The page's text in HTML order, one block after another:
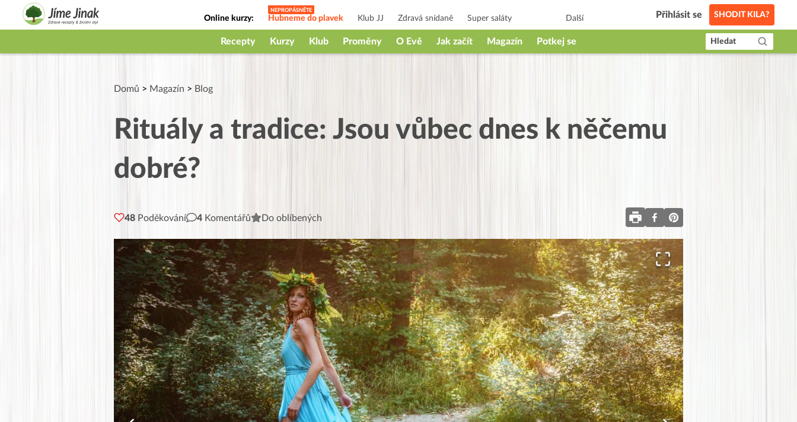
Online kurzy: Hubneme do plavek Klub JJ Zdravá snídaně Super saláty
Jak na babičky
Další Přihlásit se SHODIT KILA?
Recepty Kurzy Klub Proměny O Evě Jak začít Magazín Potkej se Hledat
Domů > Magazín > Blog
Rituály a tradice: Jsou vůbec dnes k něčemu
dobré?
48 Poděkování 4 Komentářů Do oblíbených